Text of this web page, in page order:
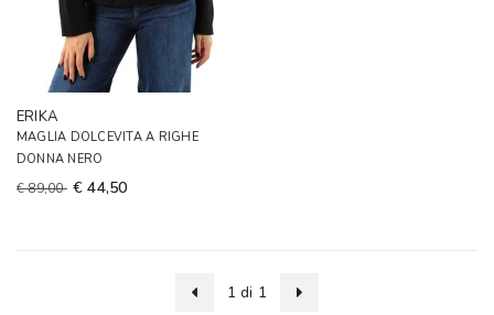
ERIKA
MAGLIA DOLCEVITA A RIGHE
DONNA NERO
€ 89,00 € 44,50
1 di 1